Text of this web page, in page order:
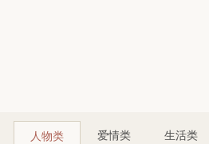
人物类 爱情类 生活类